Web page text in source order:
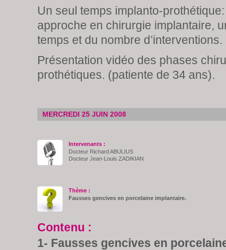
Un seul temps implanto-
approche en chirurgie implantaire,
temps et du nombre d’interventions.
Présentation vidéo des phases
prothétiques. (patiente de 34 ans).
MERCREDI 25 JUIN 2008
Intervenants :
Docteur Richard ABULIUS
Docteur Jean-Louis ZADIKIAN
Thème :
Fausses gencives en porcelaine implantaire.
Contenu :
1- Fausses gencives en